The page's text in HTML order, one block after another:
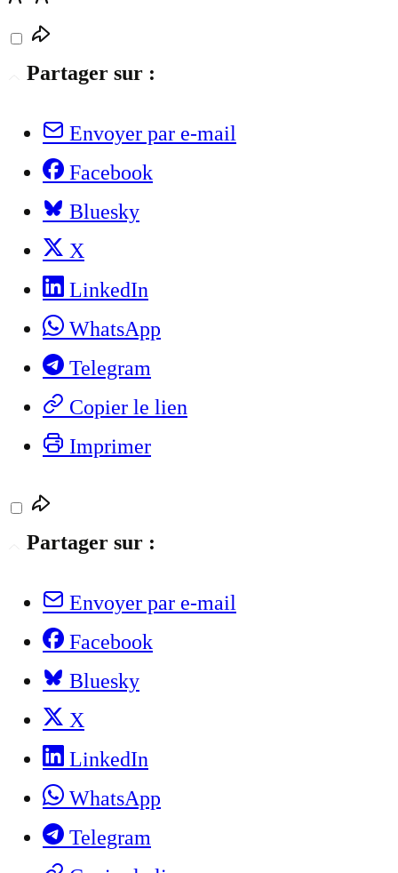
Partager sur :
Envoyer par e-mail
Facebook
Bluesky
X
LinkedIn
WhatsApp
Telegram
Copier le lien
Imprimer
Partager sur :
Envoyer par e-mail
Facebook
Bluesky
X
LinkedIn
WhatsApp
Telegram